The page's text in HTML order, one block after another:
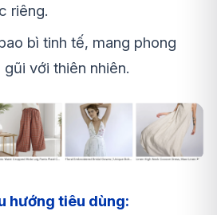
riêng.
bì tinh tế, mang phong
với thiên nhiên.
hướng tiêu dùng: